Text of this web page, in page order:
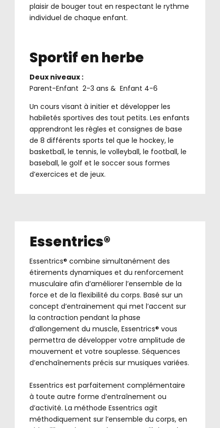
plaisir de bouger tout en respectant le rythme
individuel de chaque enfant.
Sportif en herbe
Deux niveaux :
Parent-Enfant 2-3 ans & Enfant 4-6
Un cours visant à initier et développer les
habiletés sportives des tout petits. Les enfants
apprendront les règles et consignes de base
de 8 différents sports tel que le hockey, le
basketball, le tennis, le volleyball, le football, le
baseball, le golf et le soccer sous formes
d’exercices et de jeux.
Essentrics®
Essentrics® combine simultanément des
étirements dynamiques et du renforcement
musculaire afin d’améliorer l’ensemble de la
force et de la flexibilité du corps. Basé sur un
concept d’entrainement qui met l’accent sur
la contraction pendant la phase
d’allongement du muscle, Essentrics® vous
permettra de développer votre amplitude de
mouvement et votre souplesse. Séquences
d’enchaînements précis sur musiques variées.
Essentrics est parfaitement complémentaire
à toute autre forme d’entraînement ou
d’activité. La méthode Essentrics agit
méthodiquement sur l’ensemble du corps, en